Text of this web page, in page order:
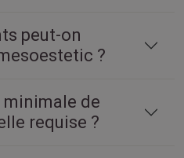
peut-on
?
minimale de
requise ?